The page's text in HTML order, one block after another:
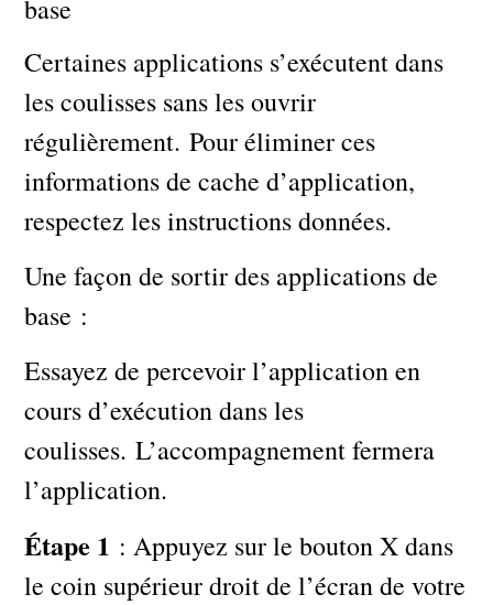
base
Certaines applications s’exécutent dans
les coulisses sans les ouvrir
régulièrement. Pour éliminer ces
informations de cache d’application,
respectez les instructions données.
Une façon de sortir des applications de
base :
Essayez de percevoir l’application en
cours d’exécution dans les
coulisses. L’accompagnement fermera
l’application.
Étape 1 : Appuyez sur le bouton X dans
le coin supérieur droit de l’écran de votre